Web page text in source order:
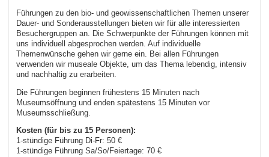
Führungen zu den bio- und geowissenschaftlichen Themen unserer
Dauer- und Sonderausstellungen bieten wir für alle interessierten
Besuchergruppen an. Die Schwerpunkte der Führungen können mit
uns individuell abgesprochen werden. Auf individuelle
Themenwünsche gehen wir gerne ein. Bei allen Führungen
verwenden wir museale Objekte, um das Thema lebendig, intensiv
und nachhaltig zu erarbeiten.
Die Führungen beginnen frühestens 15 Minuten nach
Museumsöffnung und enden spätestens 15 Minuten vor
Museumsschließung.
Kosten (für bis zu 15 Personen):
1-stündige Führung Di-Fr: 50 €
1-stündige Führung Sa/So/Feiertage: 70 €